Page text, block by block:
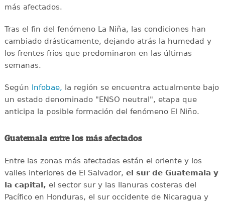
más afectados.
Tras el fin del fenómeno La Niña, las condiciones han
cambiado drásticamente, dejando atrás la humedad y
los frentes fríos que predominaron en las últimas
semanas.
Según Infobae, la región se encuentra actualmente bajo
un estado denominado "ENSO neutral", etapa que
anticipa la posible formación del fenómeno El Niño.
Guatemala entre los más afectados
Entre las zonas más afectadas están el oriente y los
valles interiores de El Salvador, el sur de Guatemala y
la capital, el sector sur y las llanuras costeras del
Pacífico en Honduras, el sur occidente de Nicaragua y